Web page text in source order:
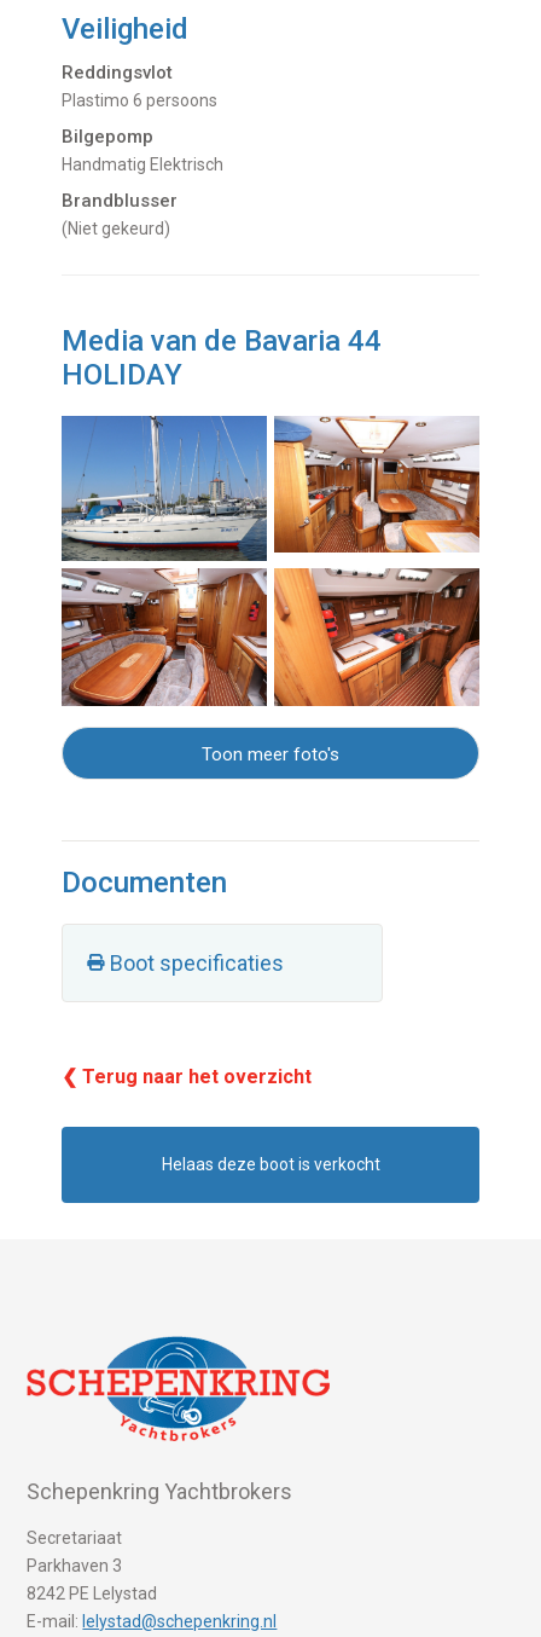
Veiligheid
Reddingsvlot
Plastimo 6 persoons
Bilgepomp
Handmatig Elektrisch
Brandblusser
(niet gekeurd)
Media van de Bavaria 44
HOLIDAY
Toon meer foto's
Documenten
Boot specificaties
❮ Terug naar het overzicht
Helaas deze boot is verkocht
Schepenkring Yachtbrokers
Secretariaat
Parkhaven 3
8242 PE Lelystad
E-mail: lelystad@schepenkring.nl